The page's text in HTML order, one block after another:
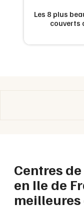
Sorties & loisirs
Magazine en
Les 8 plus
couverts
Centres
en Ile de